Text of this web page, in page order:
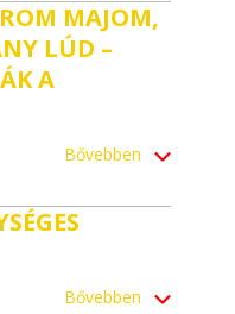
MAJOM,
LÚD –
A
Bővebben
Bővebben